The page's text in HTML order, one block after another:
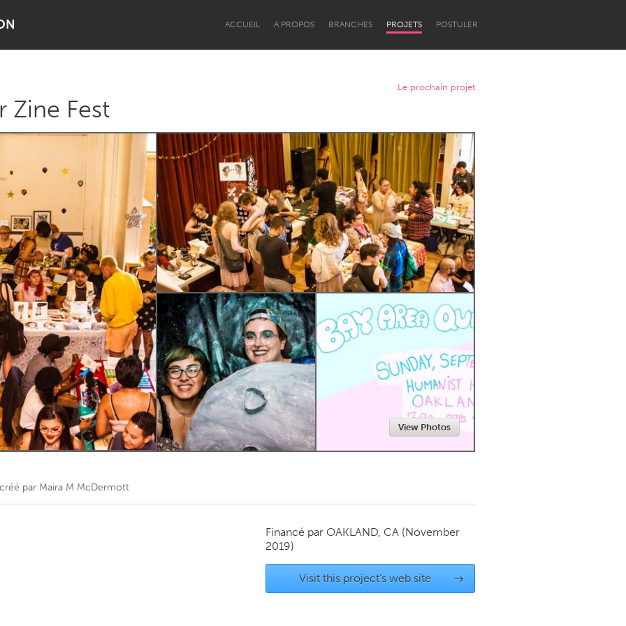
ACCUEIL A PROPOS BRANCHES PROJETS POSTULER
Dragon Dreaming
Lake Mac Lower Hunter
Newcastle
Kitchener-Waterloo New Glasgow
Newmarket
Toronto
Le prochain projet
Zine Fest
View Photos
créé par Maira M McDermott
Financé par OAKLAND, CA (November
2019)
Visit this project's web site →